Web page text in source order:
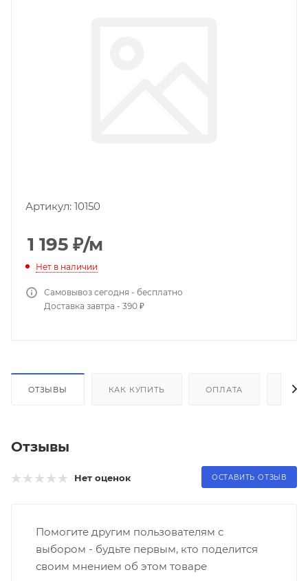
Артикул: 10150
1 195 ₽/м
Нет в наличии
Самовывоз сегодня - бесплатно
Доставка завтра - 390 ₽
ОТЗЫВЫ КАК КУПИТЬ ОПЛАТА
Отзывы
Нет оценок ОСТАВИТЬ ОТЗЫВ
Помогите другим пользователям с
выбором - будьте первым, кто поделится
своим мнением об этом товаре